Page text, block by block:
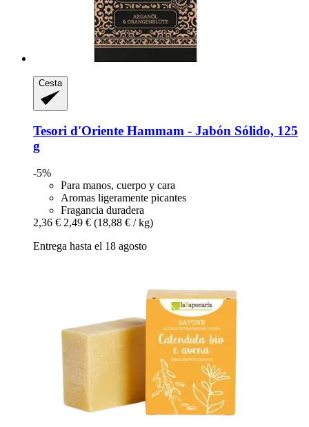
Cesta
Tesori d'Oriente Hammam -​ Jabón Sólido, 125
g
-5%
Para manos, cuerpo y cara
Aromas ligeramente picantes
Fragancia duradera
2,36 € 2,49 € (18,88 € / kg)
Entrega hasta el 18 agosto